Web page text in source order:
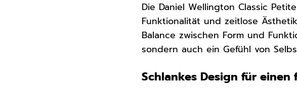
Die Daniel Wellington Classic
Funktionalität und zeitlose
Balance zwischen Form und
sondern auch ein Gefühl von
Schlankes Design für einen